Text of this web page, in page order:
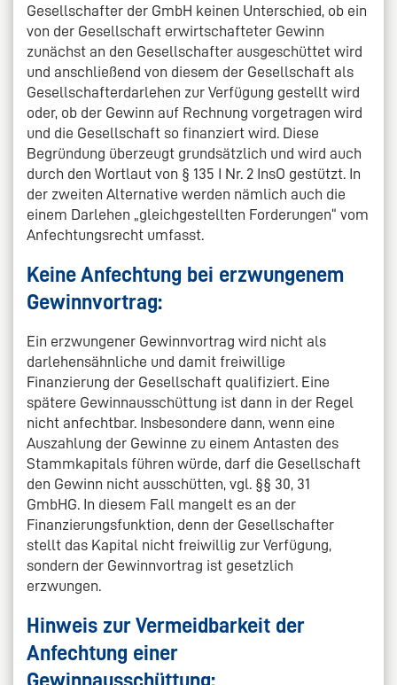
Gesellschafter der GmbH keinen Unterschied, ob ein
von der Gesellschaft erwirtschafteter Gewinn
zunächst an den Gesellschafter ausgeschüttet wird
und anschließend von diesem der Gesellschaft als
Gesellschafterdarlehen zur Verfügung gestellt wird
oder, ob der Gewinn auf Rechnung vorgetragen wird
und die Gesellschaft so finanziert wird. Diese
Begründung überzeugt grundsätzlich und wird auch
durch den Wortlaut von § 135 I Nr. 2 InsO gestützt. In
der zweiten Alternative werden nämlich auch die
einem Darlehen „gleichgestellten Forderungen“ vom
Anfechtungsrecht umfasst.
Keine Anfechtung bei erzwungenem
Gewinnvortrag:
Ein erzwungener Gewinnvortrag wird nicht als
darlehensähnliche und damit freiwillige
Finanzierung der Gesellschaft qualifiziert. Eine
spätere Gewinnausschüttung ist dann in der Regel
nicht anfechtbar. Insbesondere dann, wenn eine
Auszahlung der Gewinne zu einem Antasten des
Stammkapitals führen würde, darf die Gesellschaft
den Gewinn nicht ausschütten, vgl. §§ 30, 31
GmbHG. In diesem Fall mangelt es an der
Finanzierungsfunktion, denn der Gesellschafter
stellt das Kapital nicht freiwillig zur Verfügung,
sondern der Gewinnvortrag ist gesetzlich
erzwungen.
Hinweis zur Vermeidbarkeit der
Anfechtung einer
Gewinnausschüttung: